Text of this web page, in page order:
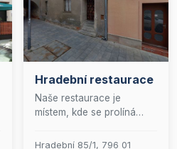
Hradební restaurace
Naše restaurace je
místem, kde se prolíná
příjemnou atmosférou.
Hradební 85/1, 796 01